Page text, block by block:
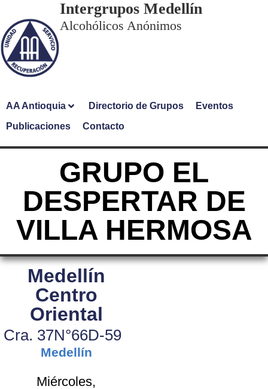
Intergrupos Medellín
Alcohólicos Anónimos
AA Antioquia Directorio de Grupos
Eventos
Publicaciones
Contacto
GRUPO EL
DESPERTAR DE
VILLA HERMOSA
Medellín
Centro
Oriental
Cra. 37N°66D-59
Medellín
Miércoles,